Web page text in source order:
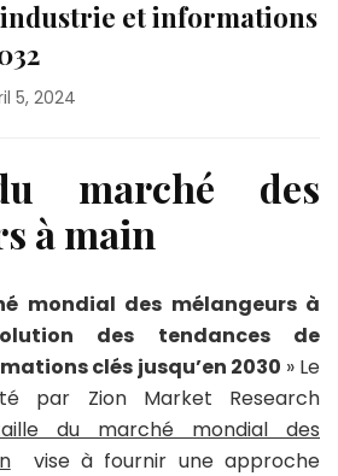
et informations
5, 2024
marché des
à main
mondial des mélangeurs à
des tendances de
clés jusqu’en 2030 » Le
par Zion Market Research
du marché mondial des
vise à fournir une approche